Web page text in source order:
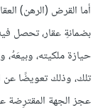
بضمانةِ عقار، تحصل
حيازة ملكيته، وبيعَهُ،
تلك، وذلك تعويضًا
عجز الجهة المقترِضة عن